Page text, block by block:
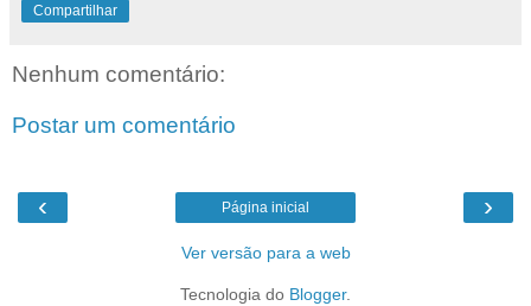
Compartilhar
Nenhum comentário:
Postar um comentário
‹ ›
Página inicial
Ver versão para a web
Tecnologia do Blogger.